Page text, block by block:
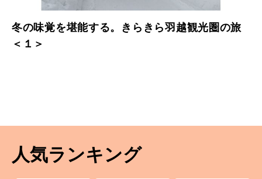
冬の味覚を堪能する。きらきら羽越観光圏の旅
＜１＞
人気ランキング